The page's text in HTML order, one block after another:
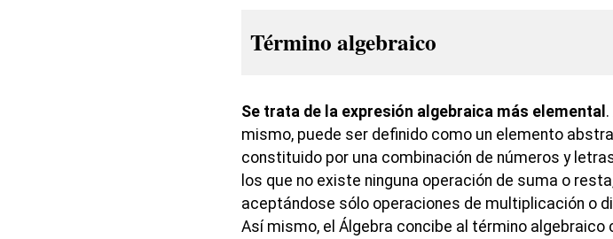
Término algebraico
Se trata de la expresión algebraica más elemental
mismo, puede ser definido como un elemento
constituido por una combinación de números y
los que no existe ninguna operación de suma o
aceptándose sólo operaciones de multiplicación o
Así mismo, el Álgebra concibe al término algebraico